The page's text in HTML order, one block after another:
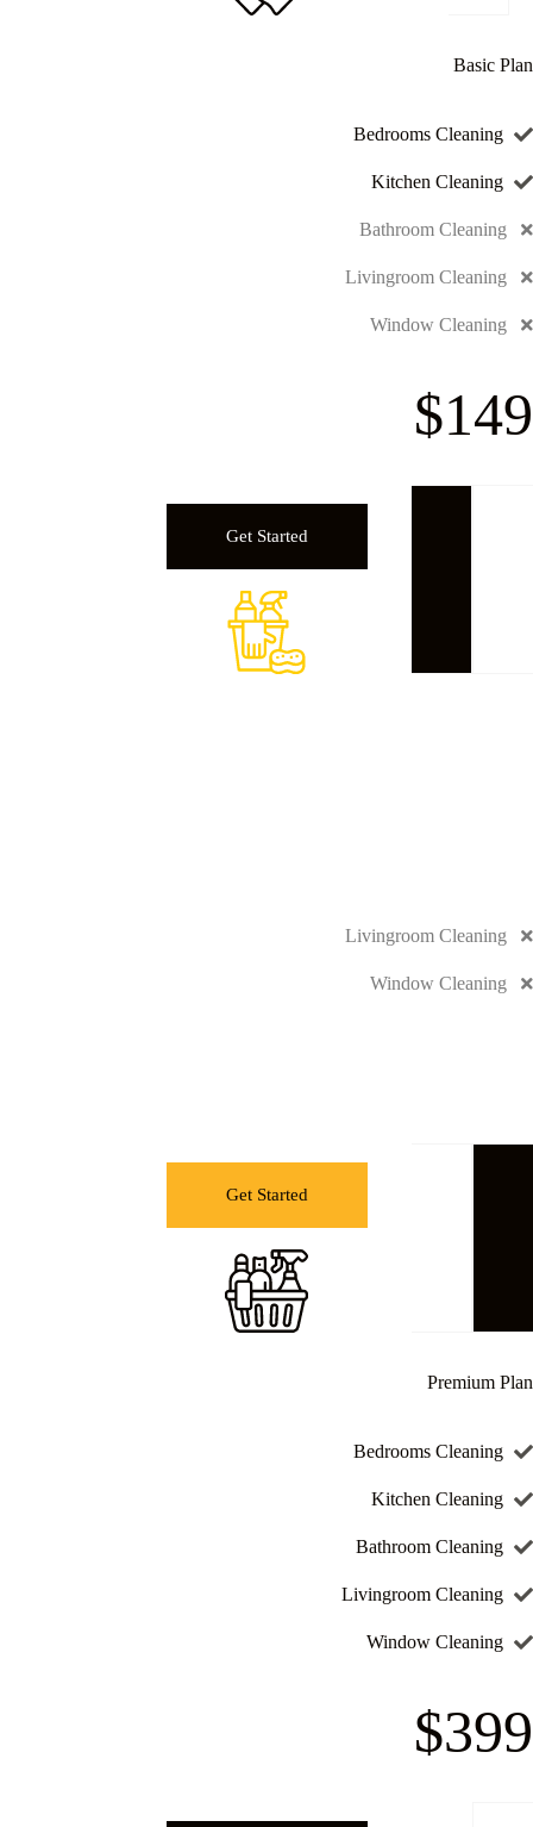
Basic Plan
Bedrooms Cleaning
Kitchen Cleaning
Bathroom Cleaning
Livingroom Cleaning
Window Cleaning
$149
Get Started
Livingroom Cleaning
Window Cleaning
Get Started
Premium Plan
Bedrooms Cleaning
Kitchen Cleaning
Bathroom Cleaning
Livingroom Cleaning
Window Cleaning
$399